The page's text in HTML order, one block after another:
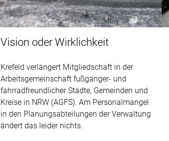
Vision oder Wirklichkeit
Krefeld verlängert Mitgliedschaft in der
Arbeitsgemeinschaft fußgänger- und
fahrradfreundlicher Städte, Gemeinden und
Kreise in NRW (AGFS). Am Personalmangel
in den Planungsabteilungen der Verwaltung
ändert das leider nichts.